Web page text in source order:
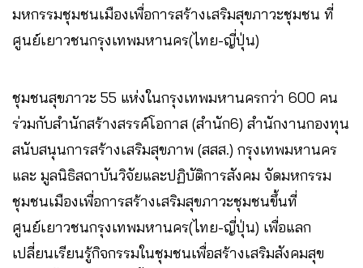
มหกรรมชุมชนเมืองเพื่อการสร้างเสริมสุขภาวะชุมชน ที่
ศูนย์เยาวชนกรุงเทพมหานคร(ไทย-ญี่ปุ่น)
ชุมชนสุขภาวะ 55 แห่งในกรุงเทพมหานครกว่า 600 คน
ร่วมกับสำนักสร้างสรรค์โอกาส (สำนัก6) สำนักงานกองทุน
สนับสนุนการสร้างเสริมสุขภาพ (สสส.) กรุงเทพมหานคร
และ มูลนิธิสถาบันวิจัยและปฏิบัติการสังคม จัดมหกรรม
ชุมชนเมืองเพื่อการสร้างเสริมสุขภาวะชุมชนขึ้นที่
ศูนย์เยาวชนกรุงเทพมหานคร(ไทย-ญี่ปุ่น) เพื่อแลก
เปลี่ยนเรียนรู้กิจกรรมในชุมชนเพื่อสร้างเสริมสังคมสุข